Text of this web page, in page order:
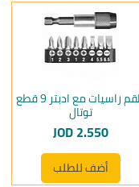
طقم راسيات مع ادبتر 9 قطع
توتال
السعر
JOD 2.550
أضف للطلب